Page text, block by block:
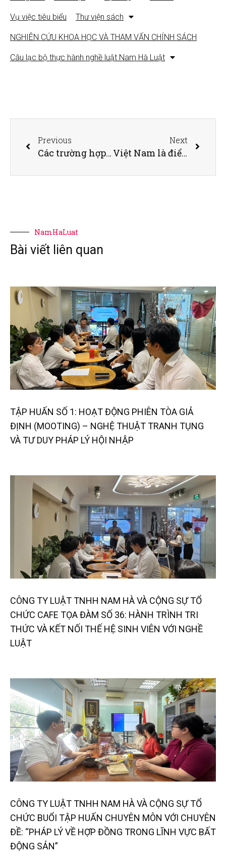
Vụ việc tiêu biểu Thư viện sách
NGHIÊN CỨU KHOA HỌC VÀ THAM VẤN CHÍNH SÁCH
Câu lạc bộ thực hành nghề luật Nam Hà Luật
Previous
Các trường hợp chấm dứt hợp đồng lao động do COVID-19
Next
Việt Nam là điểm đến quan trọng nhất của làn sóng FDI mới
NamHaLuat
Bài viết liên quan
TẬP HUẤN SỐ 1: HOẠT ĐỘNG PHIÊN TÒA GIẢ
ĐỊNH (MOOTING) – NGHỆ THUẬT TRANH TỤNG
VÀ TƯ DUY PHÁP LÝ HỘI NHẬP
CÔNG TY LUẬT TNHH NAM HÀ VÀ CỘNG SỰ TỔ
CHỨC CAFE TỌA ĐÀM SỐ 36: HÀNH TRÌNH TRI
THỨC VÀ KẾT NỐI THẾ HỆ SINH VIÊN VỚI NGHỀ
LUẬT
CÔNG TY LUẬT TNHH NAM HÀ VÀ CỘNG SỰ TỔ
CHỨC BUỔI TẬP HUẤN CHUYÊN MÔN VỚI CHUYÊN
ĐỀ: “PHÁP LÝ VỀ HỢP ĐỒNG TRONG LĨNH VỰC BẤT
ĐỘNG SẢN”